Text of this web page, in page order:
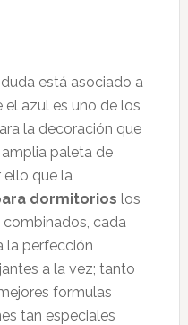
está asociado a
el azul es uno de los
la decoración que
paleta de
ello que la
dormitorios los
cada
la perfección
a la vez; tanto
formulas
tan especiales